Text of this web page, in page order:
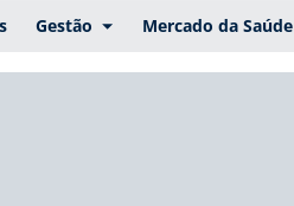
Gestão Mercado da Saúde